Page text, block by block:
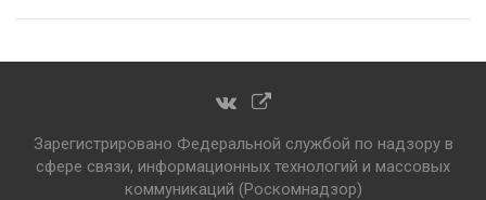
Зарегистрировано Федеральной службой по надзору в
сфере связи, информационных технологий и массовых
коммуникаций (Роскомнадзор)